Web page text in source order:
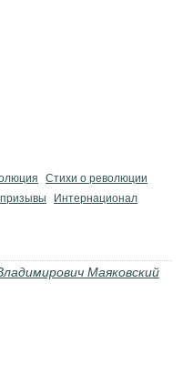
Стихи о революции
Интернационал
Маяковский